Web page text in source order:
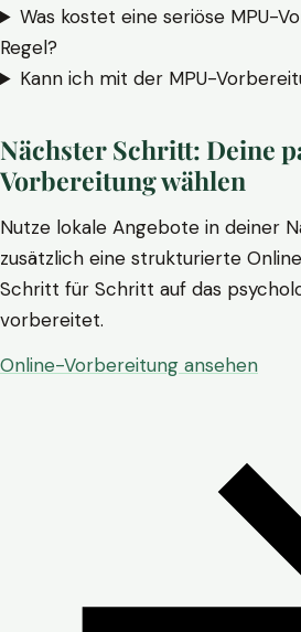
Was kostet eine seriöse MPU-
Regel?
Kann ich mit der MPU-
Nächster Schritt: Deine
Vorbereitung wählen
Nutze lokale Angebote in deiner
zusätzlich eine strukturierte
Schritt für Schritt auf das
vorbereitet.
Online-Vorbereitung ansehen